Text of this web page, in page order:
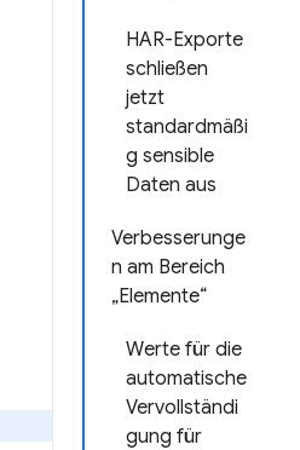
HAR-Exporte
schließen
jetzt
standardmäßi
g sensible
Daten aus
Verbesserunge
n am Bereich
„Elemente“
Werte für die
automatische
Vervollständi
gung für